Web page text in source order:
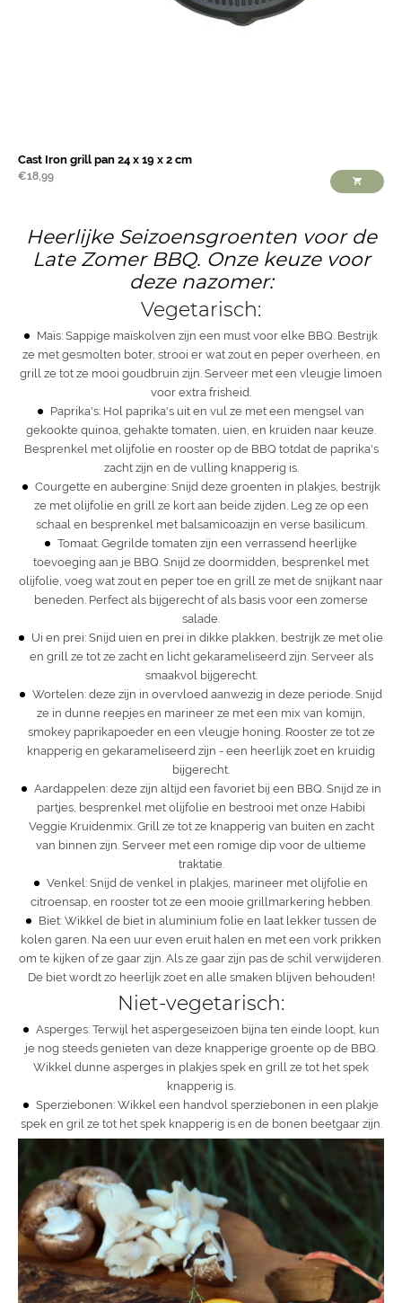
Cast Iron grill pan 24 x 19 x 2 cm
€18,99
Heerlijke Seizoensgroenten voor de
Late Zomer BBQ. Onze keuze voor
deze nazomer:
Vegetarisch:
Maïs: Sappige maïskolven zijn een must voor elke BBQ. Bestrijk
ze met gesmolten boter, strooi er wat zout en peper overheen, en
grill ze tot ze mooi goudbruin zijn. Serveer met een vleugje limoen
voor extra frisheid.
Paprika's: Hol paprika's uit en vul ze met een mengsel van
gekookte quinoa, gehakte tomaten, uien, en kruiden naar keuze.
Besprenkel met olijfolie en rooster op de BBQ totdat de paprika's
zacht zijn en de vulling knapperig is.
Courgette en aubergine: Snijd deze groenten in plakjes, bestrijk
ze met olijfolie en grill ze kort aan beide zijden. Leg ze op een
schaal en besprenkel met balsamicoazijn en verse basilicum.
Tomaat: Gegrilde tomaten zijn een verrassend heerlijke
toevoeging aan je BBQ. Snijd ze doormidden, besprenkel met
olijfolie, voeg wat zout en peper toe en grill ze met de snijkant naar
beneden. Perfect als bijgerecht of als basis voor een zomerse
salade.
Ui en prei: Snijd uien en prei in dikke plakken, bestrijk ze met olie
en grill ze tot ze zacht en licht gekarameliseerd zijn. Serveer als
smaakvol bijgerecht.
Wortelen: deze zijn in overvloed aanwezig in deze periode. Snijd
ze in dunne reepjes en marineer ze met een mix van komijn,
smokey paprikapoeder en een vleugje honing. Rooster ze tot ze
knapperig en gekarameliseerd zijn - een heerlijk zoet en kruidig
bijgerecht.
Aardappelen: deze zijn altijd een favoriet bij een BBQ. Snijd ze in
partjes, besprenkel met olijfolie en bestrooi met onze Habibi
Veggie Kruidenmix . Grill ze tot ze knapperig van buiten en zacht
van binnen zijn. Serveer met een romige dip voor de ultieme
traktatie.
Venkel: Snijd de venkel in plakjes, marineer met olijfolie en
citroensap, en rooster tot ze een mooie grillmarkering hebben.
Biet: Wikkel de biet in aluminium folie en laat lekker tussen de
kolen garen. Na een uur even eruit halen en met een vork prikken
om te kijken of ze gaar zijn. Als ze gaar zijn pas de schil verwijderen.
De biet wordt zo heerlijk zoet en alle smaken blijven behouden!
Niet-vegetarisch:
Asperges: Terwijl het aspergeseizoen bijna ten einde loopt, kun
je nog steeds genieten van deze knapperige groente op de BBQ.
Wikkel dunne asperges in plakjes spek en grill ze tot het spek
knapperig is.
Sperziebonen: Wikkel een handvol sperziebonen in een plakje
spek en gril ze tot het spek knapperig is en de bonen beetgaar zijn.